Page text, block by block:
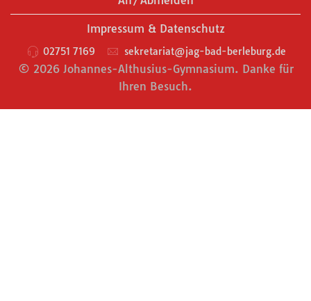
Impressum & Datenschutz
02751 7169 sekretariat@jag-bad-berleburg.de
© 2026 Johannes-Althusius-Gymnasium. Danke für
Ihren Besuch.